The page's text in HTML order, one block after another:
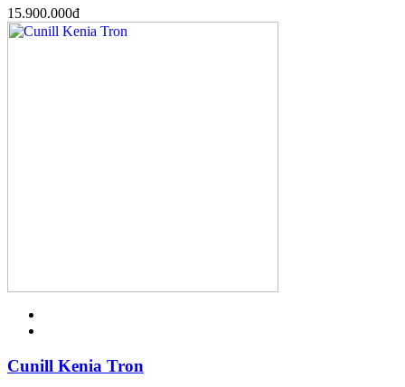
15.900.000đ
Cunill Kenia Tron